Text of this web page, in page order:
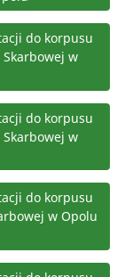
do korpusu
w
do korpusu
w
do korpusu
w Opolu